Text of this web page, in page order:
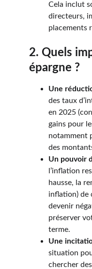
Cela inclut
directeurs,
placements
2. Quels
épargne ?
Une
des taux
en 2025
gains pour
notamment
des
Un pouvoir
l’inflation
hausse, la
inflation) de
devenir
préserver
terme.
Une
situation
chercher